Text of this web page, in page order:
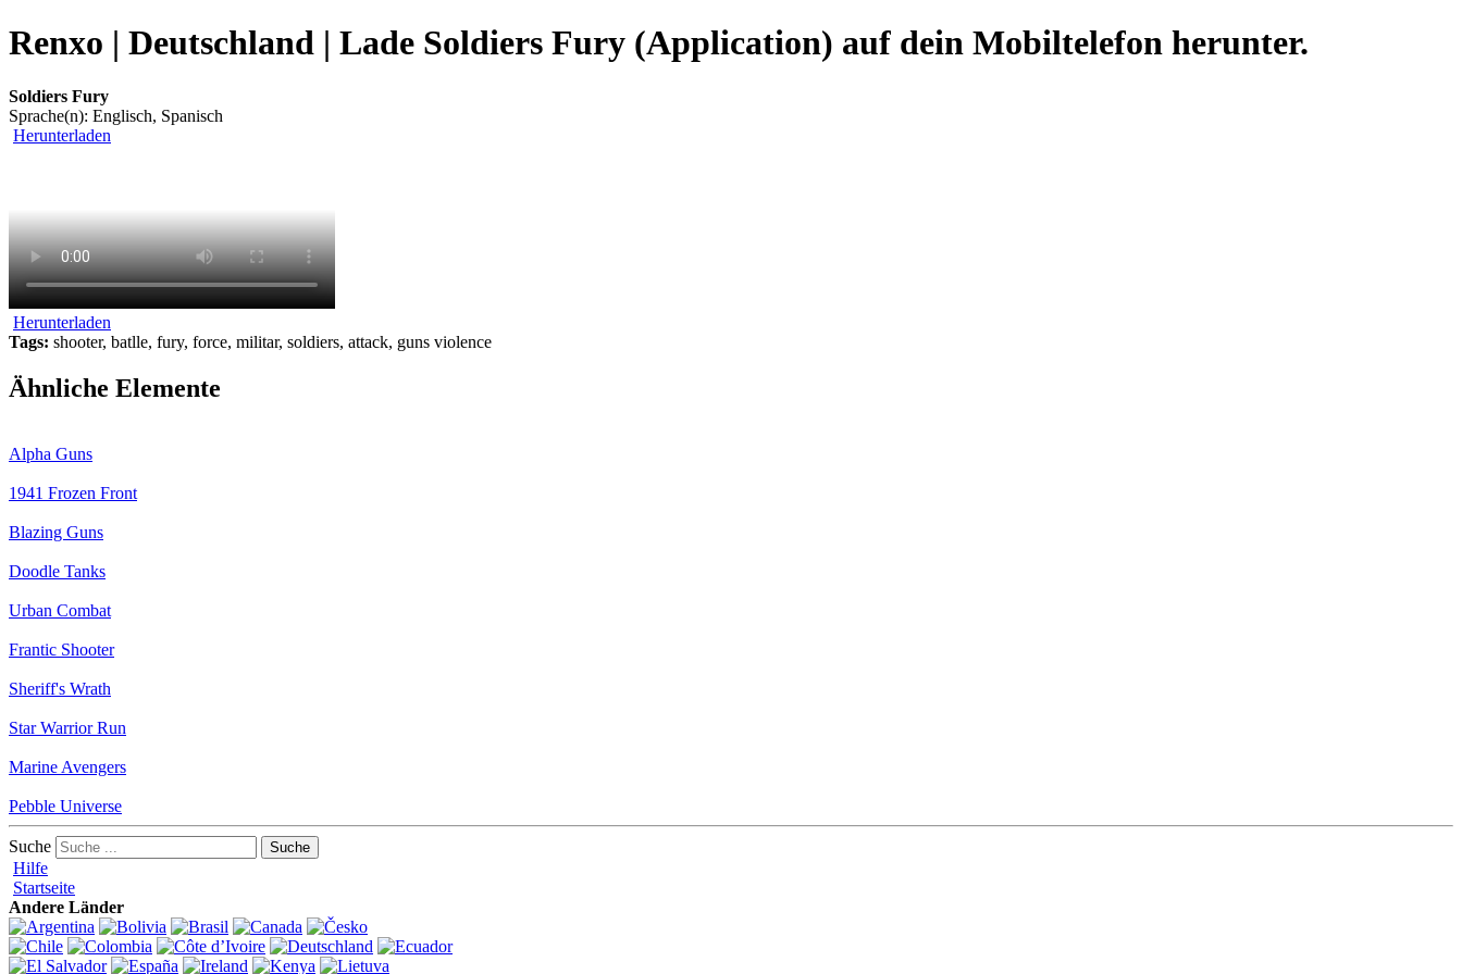
Renxo | Deutschland | Lade Soldiers Fury (Application) auf dein Mobiltelefon herunter.
Soldiers Fury
Sprache(n): Englisch, Spanisch
Herunterladen
Herunterladen
Tags: shooter, batlle, fury, force, militar, soldiers, attack, guns violence
Ähnliche Elemente
Alpha Guns
1941 Frozen Front
Blazing Guns
Doodle Tanks
Urban Combat
Frantic Shooter
Sheriff's Wrath
Star Warrior Run
Marine Avengers
Pebble Universe
Suche
Hilfe
Startseite
Andere Länder